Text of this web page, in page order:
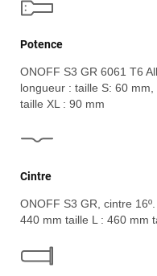
Potence
ONOFF S3 GR 6061 T6
longueur : taille S: 60
taille XL : 90 mm
Cintre
ONOFF S3 GR, cintre
440 mm taille L : 460 mm